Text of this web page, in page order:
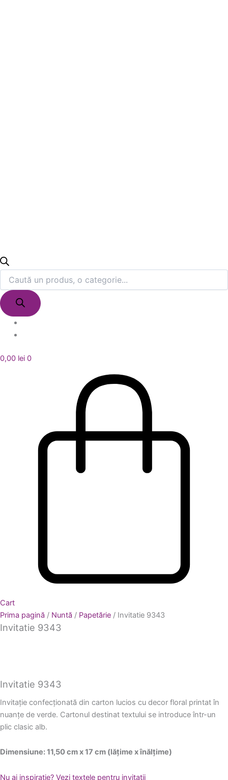
0,00 lei 0
Cart
Prima pagină / Nuntă / Papetărie / Invitatie 9343
Invitatie 9343
Invitatie 9343
Invitație confecționată din carton lucios cu decor floral printat în
nuanțe de verde. Cartonul destinat textului se introduce într-un
plic clasic alb.
Dimensiune: 11,50 cm x 17 cm (lățime x înălțime)
Nu ai inspirație? Vezi textele pentru invitații